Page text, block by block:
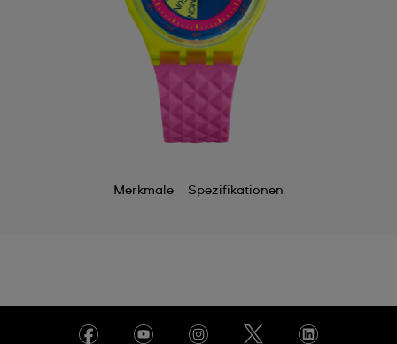
Merkmale Spezifikationen